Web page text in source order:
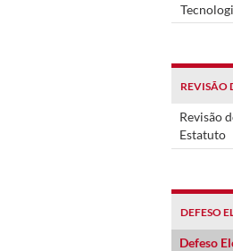
REVISÃO
Revisão
Estatuto
DEFESO
Defeso